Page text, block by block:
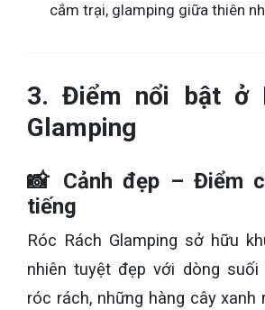
cắm trại, glamping giữa thiên
3. Điểm nổi bật ở
Glamping
📸 Cảnh đẹp – Điểm
tiếng
Róc Rách Glamping sở hữu
nhiên tuyệt đẹp với dòng
róc rách, những hàng cây xanh